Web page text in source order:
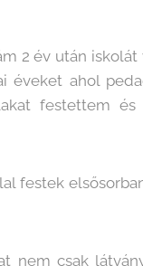
2 év után
éveket ahol
festettem és
festek
nem csak